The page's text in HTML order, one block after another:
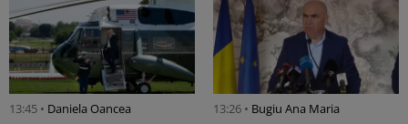
13:45 • Daniela Oancea 13:26 • Bugiu ⁠Ana Maria